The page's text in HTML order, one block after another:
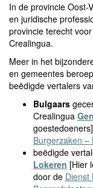
In de provincie Oost-
en juridische
provincie terecht voor
Crealingua.
Meer in het
en gemeentes
beëdigde vertalers
Bulgaars
Crealingua
Burgerzaken –
beëdigde
Lokeren [Hier
door de Dienst